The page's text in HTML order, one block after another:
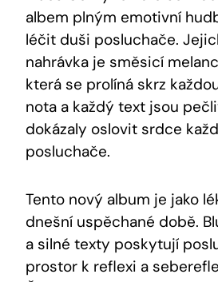
albem plným emotivní
léčit duši posluchače.
nahrávka je směsicí
která se prolíná skrz
nota a každý text jsou
dokázaly oslovit srdce
posluchače.
Tento nový album je jako
dnešní uspěchané době.
a silné texty poskytují
prostor k reflexi a